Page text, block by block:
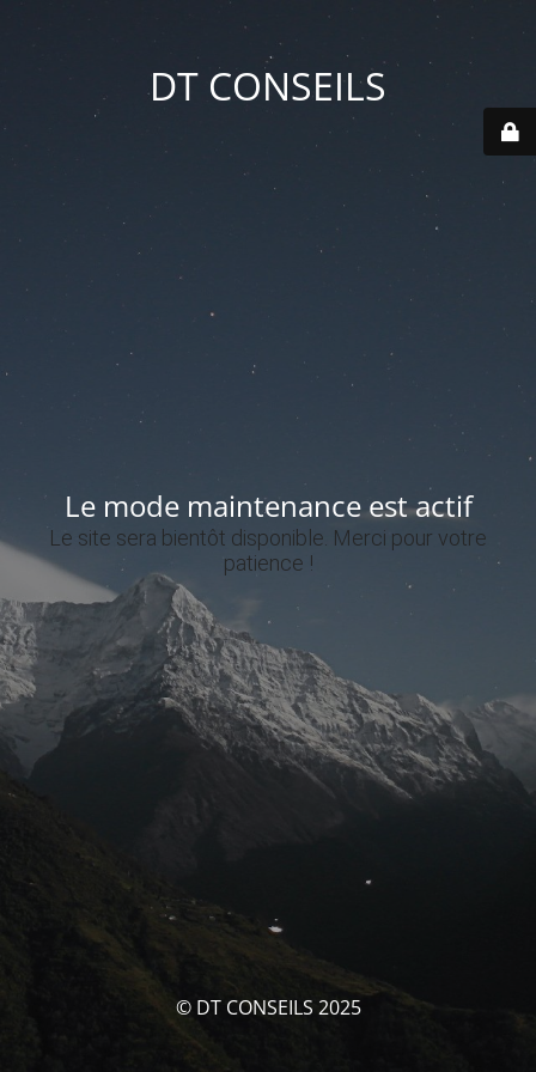
DT CONSEILS
Le mode maintenance est actif
Le site sera bientôt disponible. Merci pour votre
patience !
© DT CONSEILS 2025